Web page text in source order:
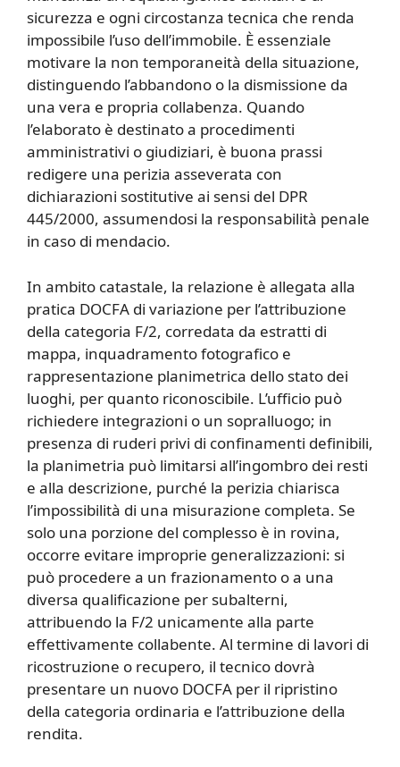
sicurezza e ogni circostanza tecnica che renda
impossibile l’uso dell’immobile. È essenziale
motivare la non temporaneità della situazione,
distinguendo l’abbandono o la dismissione da
una vera e propria collabenza. Quando
l’elaborato è destinato a procedimenti
amministrativi o giudiziari, è buona prassi
redigere una perizia asseverata con
dichiarazioni sostitutive ai sensi del DPR
445/2000, assumendosi la responsabilità penale
in caso di mendacio.
In ambito catastale, la relazione è allegata alla
pratica DOCFA di variazione per l’attribuzione
della categoria F/2, corredata da estratti di
mappa, inquadramento fotografico e
rappresentazione planimetrica dello stato dei
luoghi, per quanto riconoscibile. L’ufficio può
richiedere integrazioni o un sopralluogo; in
presenza di ruderi privi di confinamenti definibili,
la planimetria può limitarsi all’ingombro dei resti
e alla descrizione, purché la perizia chiarisca
l’impossibilità di una misurazione completa. Se
solo una porzione del complesso è in rovina,
occorre evitare improprie generalizzazioni: si
può procedere a un frazionamento o a una
diversa qualificazione per subalterni,
attribuendo la F/2 unicamente alla parte
effettivamente collabente. Al termine di lavori di
ricostruzione o recupero, il tecnico dovrà
presentare un nuovo DOCFA per il ripristino
della categoria ordinaria e l’attribuzione della
rendita.